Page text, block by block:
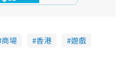
商場 香港 遊戲